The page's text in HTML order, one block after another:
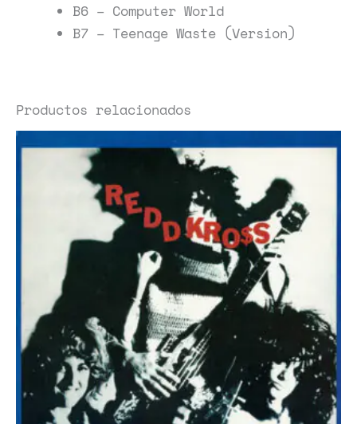
B6 – Computer World
B7 – Teenage Waste (Version)
Productos relacionados